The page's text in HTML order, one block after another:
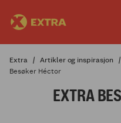
Extra Artikler og inspirasjon
Besøker Héctor
EXTRA